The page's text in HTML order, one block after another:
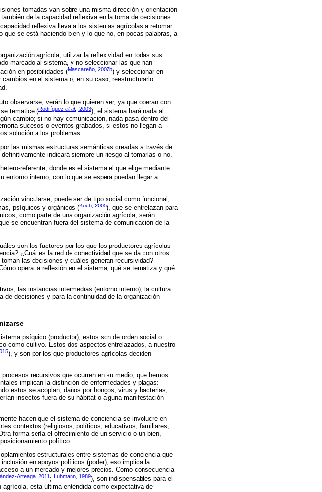
tomadas van sobre una misma dirección y orientación
de la capacidad reflexiva en la toma de decisiones
reflexiva lleva a los sistemas agrícolas a retomar
se está haciendo bien y lo que no, en pocas palabras, a
agrícola, utilizar la reflexividad en todas sus
marcado al sistema, y no seleccionar las que han
en posibilidades (Mascareño, 2007b) y seleccionar en
en el sistema o, en su caso, reestructurarlo
observarse, verán lo que quieren ver, ya que operan con
tematice (Rodríguez et al., 2003), el sistema hará nada al
cambio; si no hay comunicación, nada pasa dentro del
sucesos o eventos grabados, si estos no llegan a
solución a los problemas.
las mismas estructuras semánticas creadas a través de
indicará siempre un riesgo al tomarlas o no.
referente, donde es el sistema el que elige mediante
entorno interno, con lo que se espera puedan llegar a
vincularse, puede ser de tipo social como funcional,
psíquicos y orgánicos (Koch, 2005), que se entrelazan para
como parte de una organización agrícola, serán
se encuentran fuera del sistema de comunicación de la
son los factores por los que los productores agrícolas
¿Cuál es la red de conectividad que se da con otros
las decisiones y cuáles generan recursividad?
opera la reflexión en el sistema, qué se tematiza y qué
las instancias intermedias (entorno interno), la cultura
decisiones y para la continuidad de la organización
psíquico (productor), estos son de orden social o
como cultivo. Estos dos aspectos entrelazados, a nuestro
), y son por los que productores agrícolas deciden
recursivos que ocurren en su medio, que hemos
implican la distinción de enfermedades y plagas:
estos se acoplan, daños por hongos, virus y bacterias,
insectos fuera de su hábitat o alguna manifestación
hacen que el sistema de conciencia se involucre en
contextos (religiosos, políticos, educativos, familiares,
forma sería el ofrecimiento de un servicio o un bien,
político.
estructurales entre sistemas de conciencia que
en apoyos políticos (poder); eso implica la
a un mercado y mejores precios. Como consecuencia
Arteaga, 2011 ; Luhmann, 1989), son indispensables para el
esta última entendida como expectativa de